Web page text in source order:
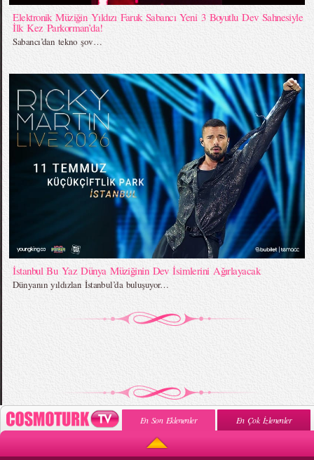
Elektronik Müziğin Yıldızı Faruk Sabancı Yeni 3 Boyutlu Dev Sahnesiyle
İlk Kez Parkorman’da!
Sabancı’dan tekno şov…
İstanbul Bu Yaz Dünya Müziğinin Dev İsimlerini Ağırlayacak
Dünyanın yıldızları İstanbul’da buluşuyor…
En Son Eklenenler En Çok İzlenenler